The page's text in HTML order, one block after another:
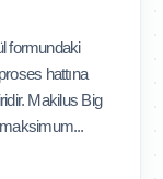
formundaki
hattına
Makilus Big